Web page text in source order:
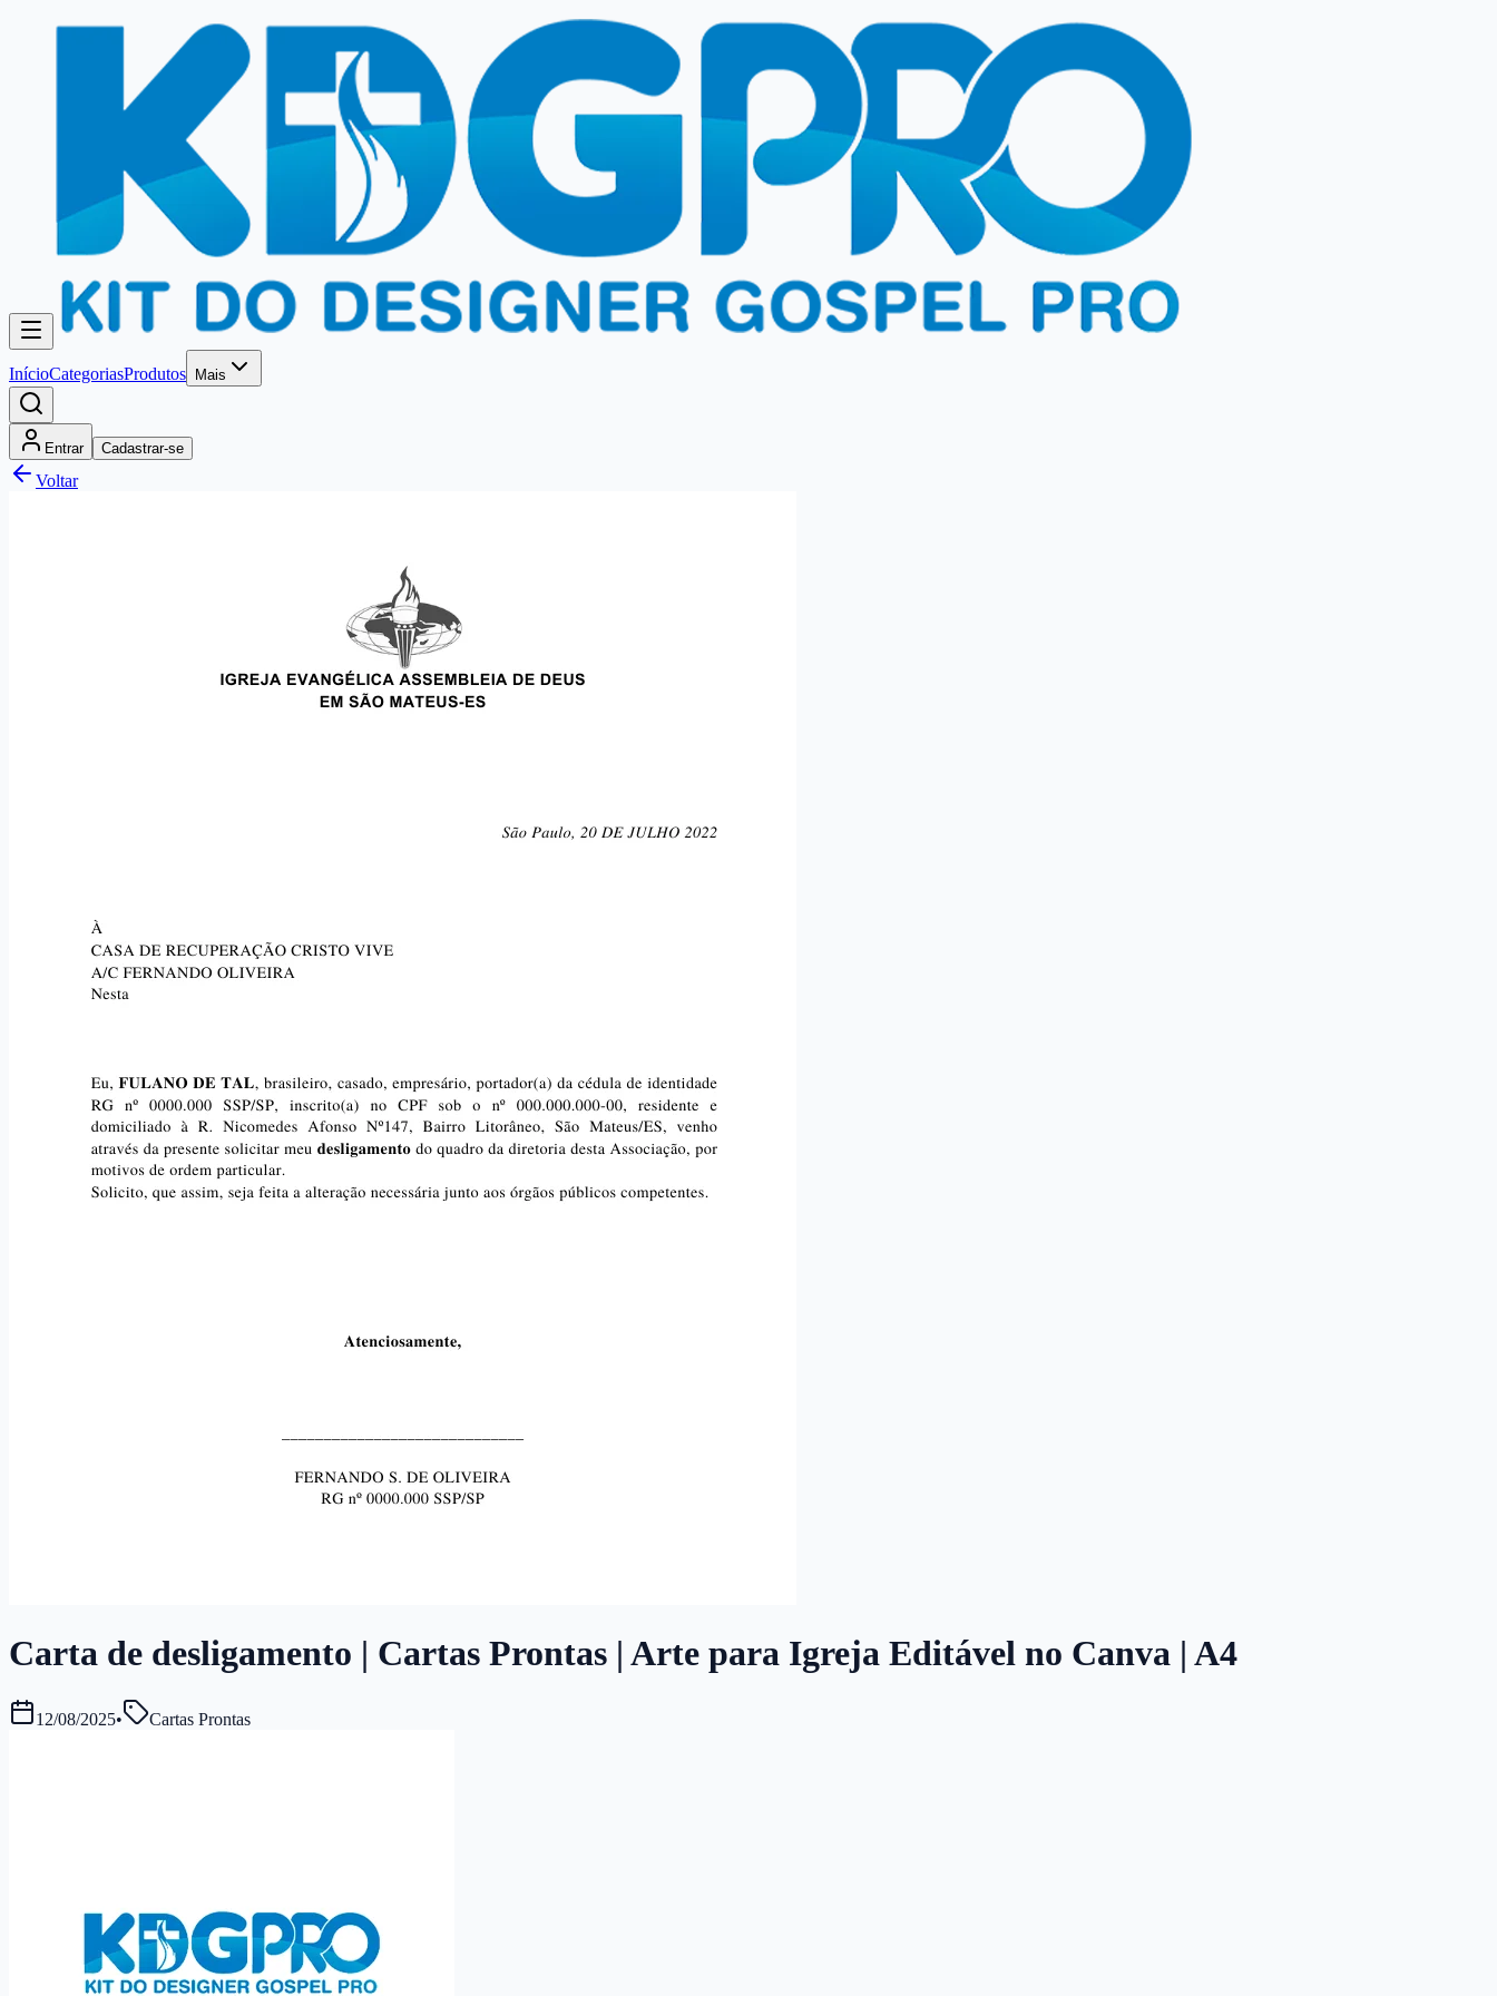
InícioCategoriasProdutos Mais
Entrar Cadastrar-se
Voltar
Carta de desligamento | Cartas Prontas | Arte para Igreja Editável no Canva | A4
12/08/2025• Cartas Prontas